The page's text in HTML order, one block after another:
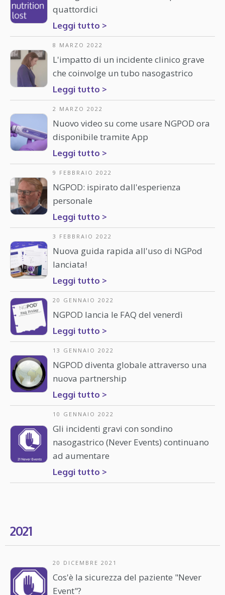
quattordici
Leggi tutto >
8 MARZO 2022
L'impatto di un incidente clinico grave
che coinvolge un tubo nasogastrico
Leggi tutto >
2 MARZO 2022
Nuovo video su come usare NGPOD ora
disponibile tramite App
Leggi tutto >
9 FEBBRAIO 2022
NGPOD: ispirato dall'esperienza
personale
Leggi tutto >
3 FEBBRAIO 2022
Nuova guida rapida all'uso di NGPod
lanciata!
Leggi tutto >
20 GENNAIO 2022
NGPOD lancia le FAQ del venerdì
Leggi tutto >
13 GENNAIO 2022
NGPOD diventa globale attraverso una
nuova partnership
Leggi tutto >
10 GENNAIO 2022
Gli incidenti gravi con sondino
nasogastrico (Never Events) continuano
ad aumentare
Leggi tutto >
2021
20 DICEMBRE 2021
Cos'è la sicurezza del paziente "Never
Event"?